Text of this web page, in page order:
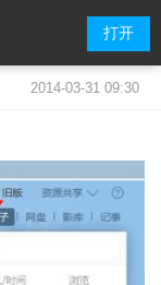
打开
2014-03-31 09:30